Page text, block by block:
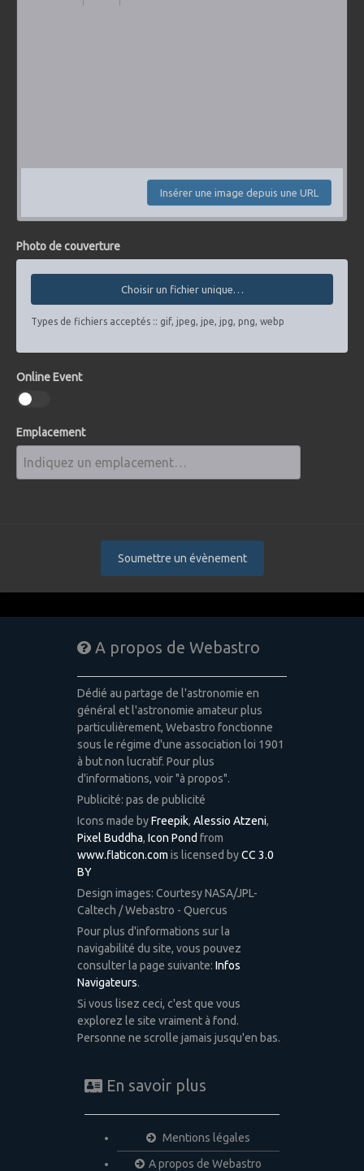
Insérer une image depuis une URL
Photo de couverture
Choisir un fichier unique…
Types de fichiers acceptés :: gif, jpeg, jpe, jpg, png, webp
Online Event
Emplacement
Soumettre un évènement
A propos de Webastro
Dédié au partage de l'astronomie en
général et l'astronomie amateur plus
particulièrement, Webastro fonctionne
sous le régime d'une association loi 1901
à but non lucratif. Pour plus
d'informations, voir "à propos".
Publicité: pas de publicité
Icons made byFreepik, Alessio Atzeni,
Pixel Buddha, Icon Pond from
www.flaticon.com is licensed byCC 3.0
BY
Design images: Courtesy NASA/JPL-
Caltech / Webastro - Quercus
Pour plus d'informations sur la
navigabilité du site, vous pouvez
consulter la page suivante: Infos
Navigateurs.
Si vous lisez ceci, c'est que vous
explorez le site vraiment à fond.
Personne ne scrolle jamais jusqu'en bas.
En savoir plus
Mentions légales
A propos de Webastro